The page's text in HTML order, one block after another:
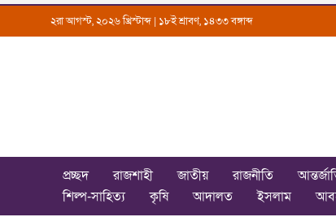
২রা আগস্ট, ২০২৬ খ্রিস্টাব্দ | ১৮ই শ্রাবণ, ১৪৩৩ বঙ্গাব্দ
Uttarkantho
প্রচ্ছদ রাজশাহী জাতীয় রাজনীতি
শিল্প-সাহিত্য
কৃষি আদালত ইসলাম